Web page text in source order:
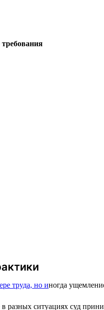
труда, но иногда
ситуациях суд